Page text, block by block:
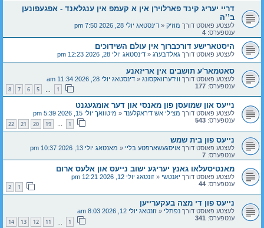
דריי יעריג קינד פארלוירן אין א קעמפ אין ענגלאנד - אפגעפונען
ב’’ה
לעצטע פאוסט דורך מוזיק « דינסטאג יולי 28, 2026 7:50 pm
ענטפערס: 4
היסטארישע דורכברוך אין עולם השידוכים
לעצטע פאוסט דורך גאלדבערג « דינסטאג יולי 28, 2026 12:23 pm
סאטמאר'ע תושבים אין אריזאנע
לעצטע פאוסט דורך ווידערוואקסונג « דינסטאג יולי 28, 2026 11:34 am
ענטפערס: 177
1
5
6
7
8
נייעס און שמועסן פון מאנסי און דער אומגעגנט
לעצטע פאוסט דורך מצילי אש ד'ראקלענד « מיטוואך יולי 15, 2026 5:39 pm
ענטפערס: 543
1
…
19
20
21
22
נייעס פון בית שמש
לעצטע פאוסט דורך אויסגעשארפטע בליי « מאנטאג יולי 13, 2026 10:37 pm
ענטפערס: 7
מאנטיסעלאו גאנץ יעריגע ישוב נייעס און אלעס ארום
לעצטע פאוסט דורך יאנטשי « זונטאג יולי 12, 2026 12:21 pm
ענטפערס: 44
1
2
נייעס פון די מצה בעקערייען
לעצטע פאוסט דורך נפתלי « זונטאג יולי 12, 2026 8:03 am
ענטפערס: 341
1
11
12
13
14